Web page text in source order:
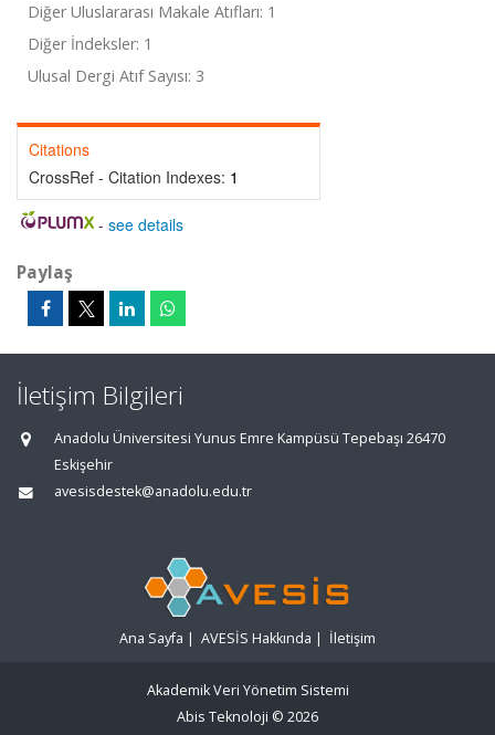
Diğer Uluslararası Makale Atıfları: 1
Diğer İndeksler: 1
Ulusal Dergi Atıf Sayısı: 3
Citations
CrossRef - Citation Indexes: 1
- see details
Paylaş
İletişim Bilgileri
Anadolu Üniversitesi Yunus Emre Kampüsü Tepebaşı 26470
Eskişehir
avesisdestek@anadolu.edu.tr
Ana Sayfa | AVESİS Hakkında | İletişim
Akademik Veri Yönetim Sistemi
Abis Teknoloji © 2026